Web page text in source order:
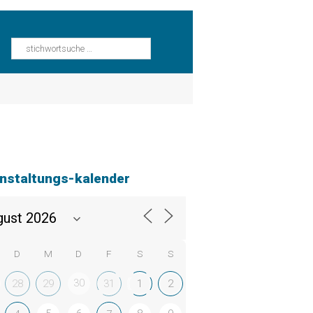
kalender
D M D F S S
28 29 30 31 1 2